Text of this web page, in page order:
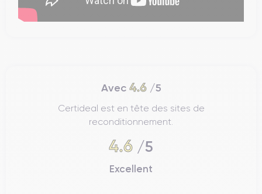
Avec 4.6/5
Certideal est en tête des sites de
reconditionnement.
4.6 /5
Excellent